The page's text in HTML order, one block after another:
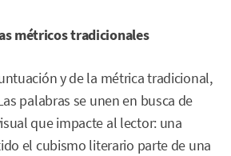
métricos tradicionales
y de la métrica tradicional,
palabras se unen en busca de
que impacte al lector: una
el cubismo literario parte de una